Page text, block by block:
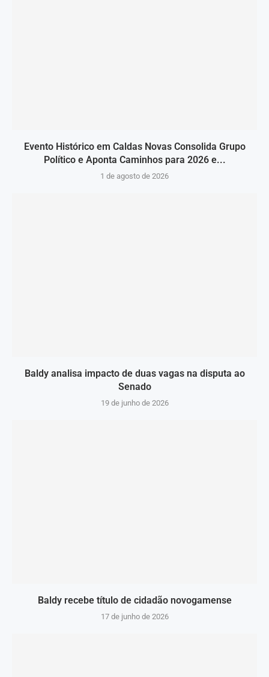
Evento Histórico em Caldas Novas Consolida Grupo
Político e Aponta Caminhos para 2026 e...
1 de agosto de 2026
Baldy analisa impacto de duas vagas na disputa ao
Senado
19 de junho de 2026
Baldy recebe título de cidadão novogamense
17 de junho de 2026